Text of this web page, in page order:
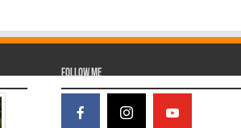
Follow Me